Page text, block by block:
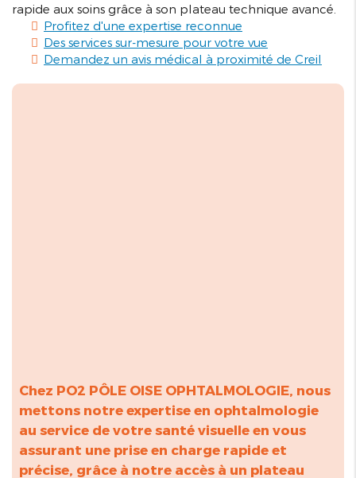
rapide aux soins grâce à son plateau technique avancé.
Profitez d'une expertise reconnue
Des services sur-mesure pour votre vue
Demandez un avis médical à proximité de Creil
Chez PO2 PÔLE OISE OPHTALMOLOGIE, nous
mettons notre expertise en ophtalmologie
au service de votre santé visuelle en vous
assurant une prise en charge rapide et
précise, grâce à notre accès à un plateau